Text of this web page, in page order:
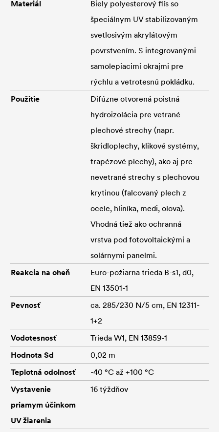
Materiál
Biely polyesterový flís so
špeciálnym UV stabilizovaným
svetlosivým akrylátovým
povrstvením. S integrovanými
samolepiacimi okrajmi pre
rýchlu a vetrotesnú pokládku.
Použitie
Difúzne otvorená poistná
hydroizolácia pre vetrané
plechové strechy (napr.
škridloplechy, klikové systémy,
trapézové plechy), ako aj pre
nevetrané strechy s plechovou
krytinou (falcovaný plech z
ocele, hliníka, medi, olova).
Vhodná tiež ako ochranná
vrstva pod fotovoltaickými a
solárnymi panelmi.
Reakcia na oheň
Euro-požiarna trieda B-s1, d0,
EN 13501-1
Pevnosť
ca. 285/230 N/5 cm, EN 12311-
1+2
Vodotesnosť
Trieda W1, EN 13859-1
Hodnota Sd
0,02 m
Teplotná odolnosť
-40 °C až +100 °C
Vystavenie
priamym účinkom
UV žiarenia
16 týždňov